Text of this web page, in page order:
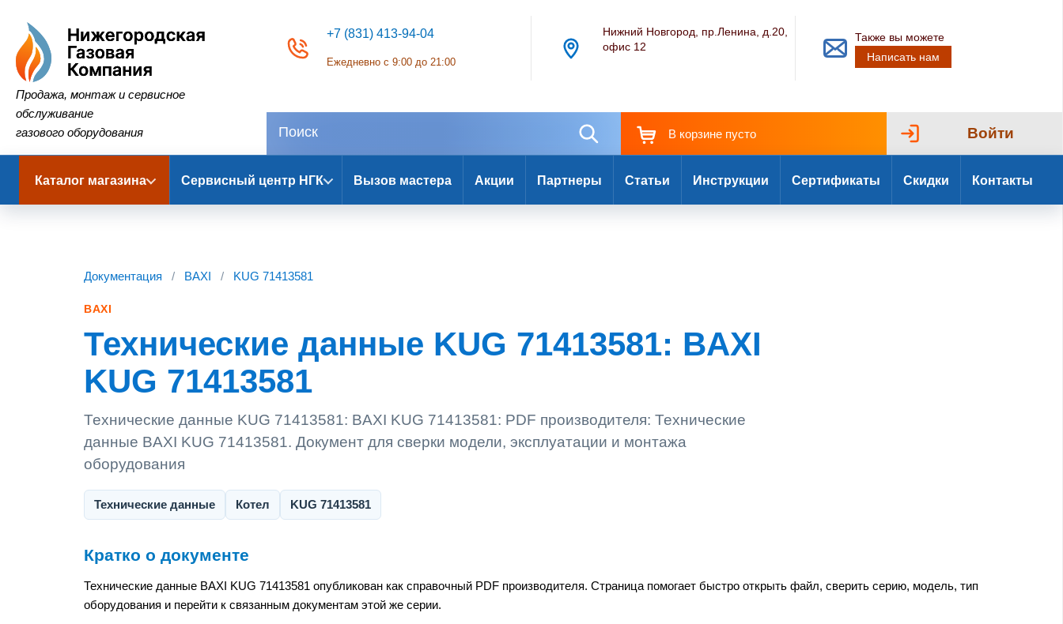
Нижегородская Газовая Компания
Продажа, монтаж и сервисное
обслуживание
газового оборудования
+7 (831) 413-94-04
Ежедневно с 9:00 до 21:00
Нижний Новгород, пр.Ленина, д.20,
офис 12
Также вы можете
Написать нам
В корзине пусто Войти
Каталог магазина Сервисный центр НГК Вызов мастера Акции Партнеры Статьи Инструкции Сертификаты Скидки Контакты
Документация / BAXI / KUG 71413581
BAXI
Технические данные KUG 71413581: BAXI
KUG 71413581
Технические данные KUG 71413581: BAXI KUG 71413581: PDF производителя: Технические
данные BAXI KUG 71413581. Документ для сверки модели, эксплуатации и монтажа
оборудования
Технические данные Котел KUG 71413581
Кратко о документе
Технические данные BAXI KUG 71413581 опубликован как справочный PDF производителя. Страница помогает быстро открыть файл, сверить серию, модель, тип
оборудования и перейти к связанным документам этой же серии.